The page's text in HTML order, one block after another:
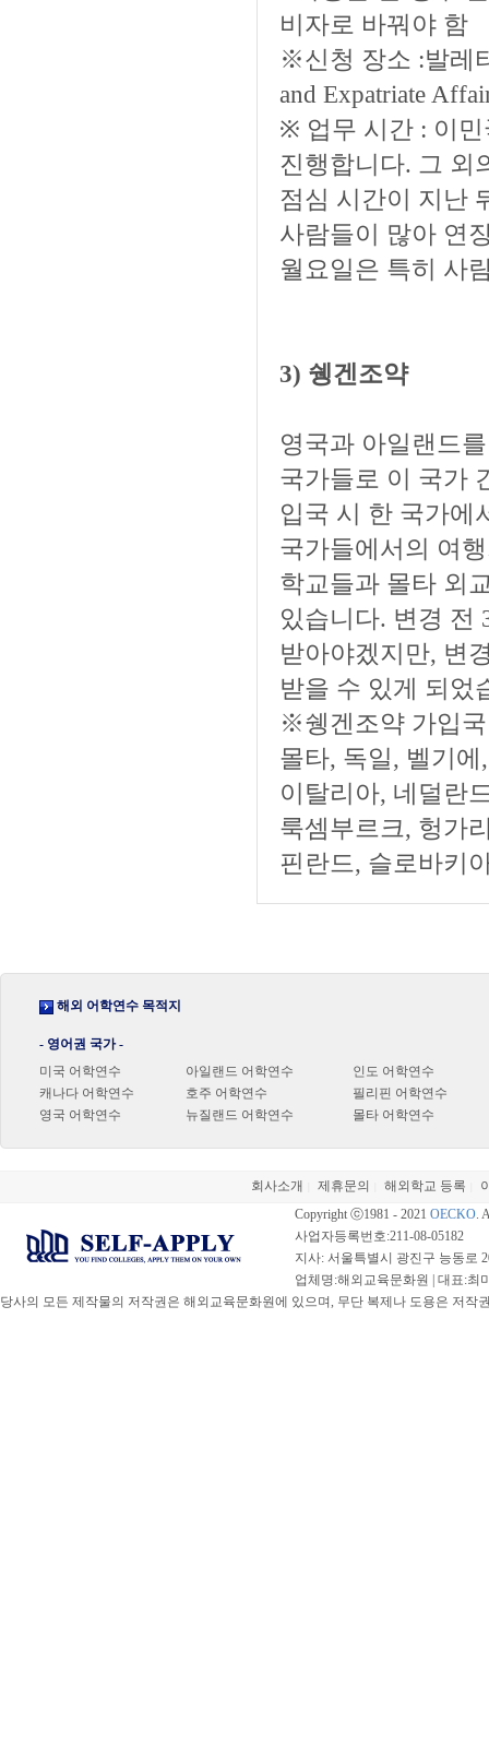
비자로 바꿔야 함
※신청 장소 :발레
and Expatriate
※ 업무 시간 : 이민
진행합니다. 그 외
점심 시간이 지난
사람들이 많아 연
월요일은 특히 사
3) 쉥겐조약
영국과 아일랜드
국가들로 이 국가
입국 시 한 국가에
국가들에서의 여
학교들과 몰타 외
있습니다. 변경 전
받아야겠지만, 변
받을 수 있게 되었
※쉥겐조약 가입국
몰타, 독일, 벨기
이탈리아, 네덜란
룩셈부르크, 헝가
핀란드, 슬로바키
해외 어학연수 목적지
- 영어권 국가 -
미국 어학연수
캐나다 어학연수
영국 어학연수
아일랜드 어학연수
호주 어학연수
뉴질랜드 어학연수
인도 어학연수
필리핀 어학연수
몰타 어학연수
회사소개 제휴문의 해외학교 등록
Copyright ⓒ1981 - 2021 OECKO.
사업자등록번호:211-08-05182
지사: 서울특별시 광진구 능동로
업체명:해외교육문화원 | 대표:최
당사의 모든 제작물의 저작권은 해외교육문화원에 있으며, 무단 복제나 도용은 저